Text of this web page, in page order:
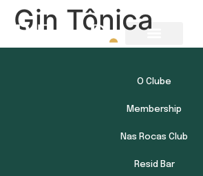
Gin Tônica
O Clube
Membership
Nas Rocas Club
Resid Bar